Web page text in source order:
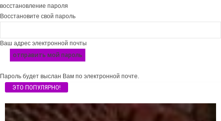
восстановление пароля
Восстановите свой пароль
Ваш адрес электронной почты
Пароль будет выслан Вам по электронной почте.
ЭТО ПОПУЛЯРНО!